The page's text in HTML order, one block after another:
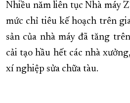
Nhiều năm liên tục Nhà máy
mức chỉ tiêu kế hoạch trên
sản của nhà máy đã tăng
cải tạo hầu hết các nhà
xí nghiệp sửa chữa tàu.